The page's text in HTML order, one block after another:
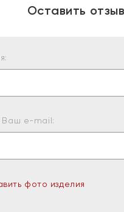
Оставить отзыв
Ваш e-mail:
фото изделия